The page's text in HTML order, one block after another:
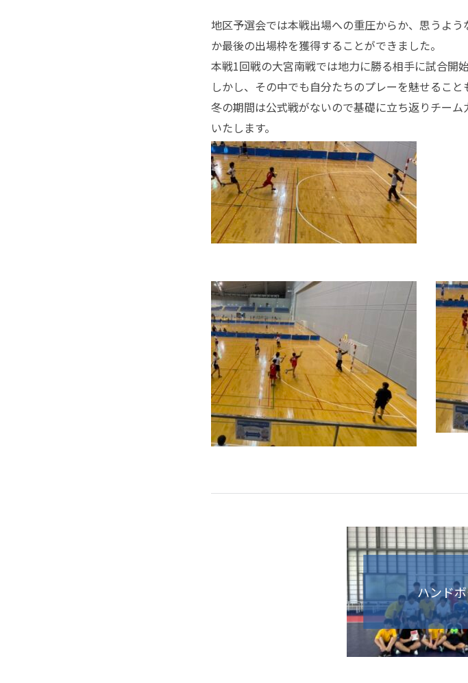
地区予選会では本戦出場への重圧からか、思うよう
か最後の出場枠を獲得することができました。
本戦1回戦の大宮南戦では地力に勝る相手に試合開
しかし、その中でも自分たちのプレーを魅せること
冬の期間は公式戦がないので基礎に立ち返りチーム
いたします。
ハンド